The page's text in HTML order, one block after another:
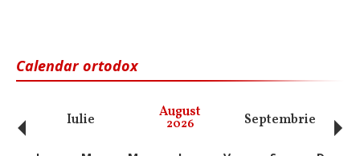
Calendar ortodox
Iulie August
2026 Septembrie
‹